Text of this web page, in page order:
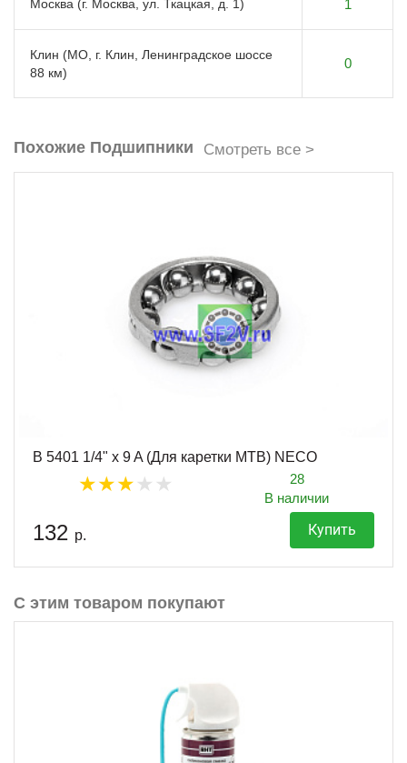
Москва (г. Москва, ул. Ткацкая, д. 1) 1
Клин (МО, г. Клин, Ленинградское шоссе
88 км)
0
Похожие Подшипники Смотреть все >
B 5401 1/4" x 9 A (Для каретки MTB) NECO
28
В наличии
132 р. Купить
С этим товаром покупают